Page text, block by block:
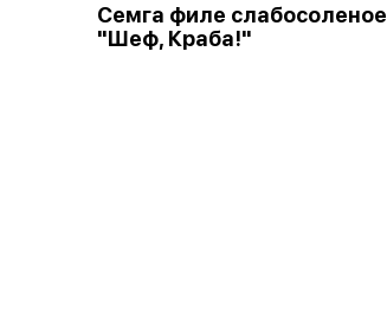
Семга филе слабосоленое
"Шеф, Краба!"